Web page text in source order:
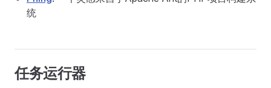
统
任务运行器